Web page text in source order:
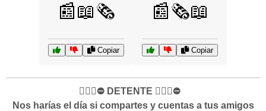
📰📖🗞️
Copiar
📰🗞️📖
Copiar
✋🏻🛑⛔️ DETENTE ✋🏻🛑⛔️
Nos harías el día si compartes y cuentas a tus amigos